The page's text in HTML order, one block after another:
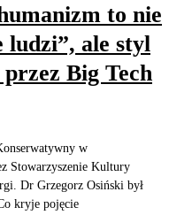
to nie
ludzi”, ale styl
Big Tech
w
Stowarzyszenie Kultury
Dr Grzegorz Osiński był
kryje pojęcie